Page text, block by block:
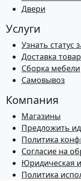
Двери
Услуги
Узнать статус
Доставка
Сборка мебели
Самовывоз
Компания
Магазины
Предложить
Политика
Согласие на
Юридическая
Политика